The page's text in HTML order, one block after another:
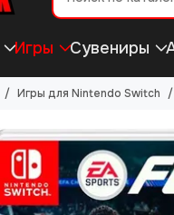
Игры Сувениры
Игры для Nintendo Switch